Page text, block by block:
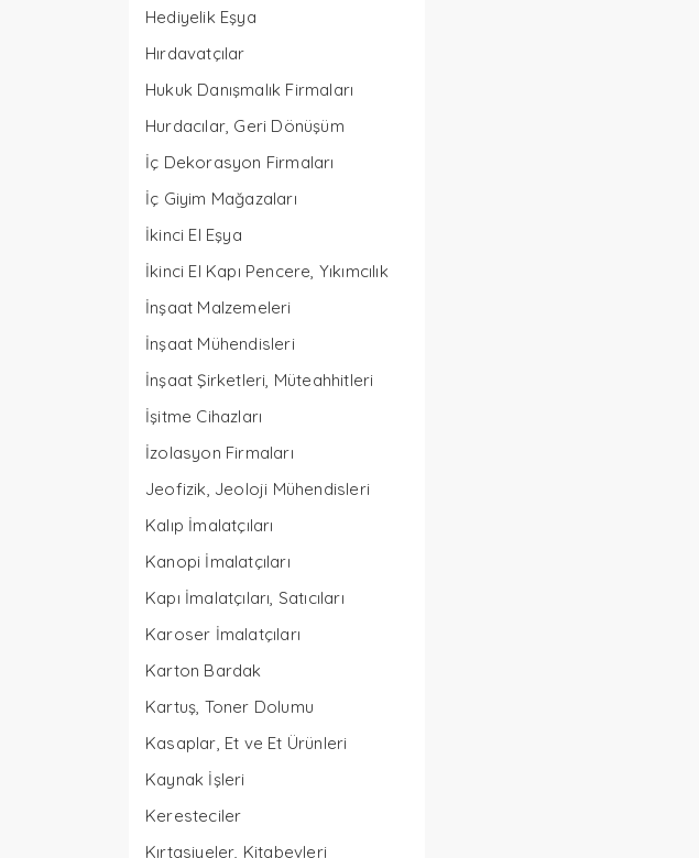
Hediyelik Eşya
Hırdavatçılar
Hukuk Danışmalık Firmaları
Hurdacılar, Geri Dönüşüm
İç Dekorasyon Firmaları
İç Giyim Mağazaları
İkinci El Eşya
İkinci El Kapı Pencere, Yıkımcılık
İnşaat Malzemeleri
İnşaat Mühendisleri
İnşaat Şirketleri, Müteahhitleri
İşitme Cihazları
İzolasyon Firmaları
Jeofizik, Jeoloji Mühendisleri
Kalıp İmalatçıları
Kanopi İmalatçıları
Kapı İmalatçıları, Satıcıları
Karoser İmalatçıları
Karton Bardak
Kartuş, Toner Dolumu
Kasaplar, Et ve Et Ürünleri
Kaynak İşleri
Keresteciler
Kırtasiyeler, Kitabevleri